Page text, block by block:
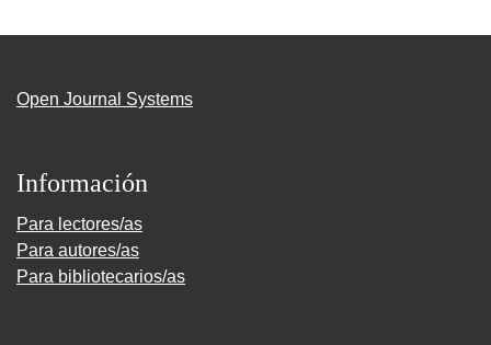
Open Journal Systems
Información
Para lectores/as
Para autores/as
Para bibliotecarios/as